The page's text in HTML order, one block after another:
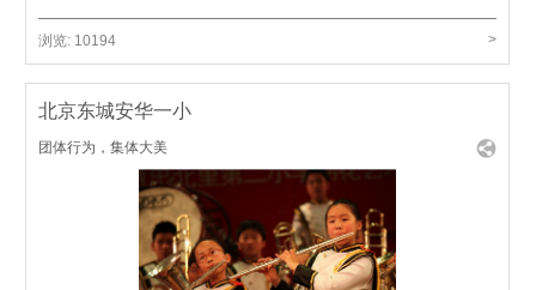
浏览: 10194 >
北京东城安华一小
团体行为，集体大美